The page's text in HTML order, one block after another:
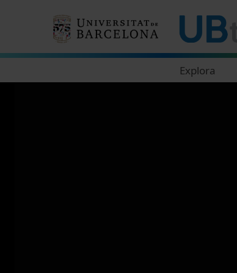
Explora